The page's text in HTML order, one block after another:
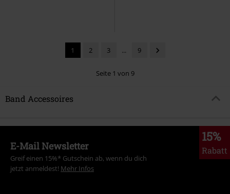
1 2 3 ... 9
Seite 1 von 9
Band Accessoires
15%
Rabatt
E-Mail Newsletter
Greif einen 15%* Gutschein ab, wenn du dich
jetzt anmeldest! Mehr Infos